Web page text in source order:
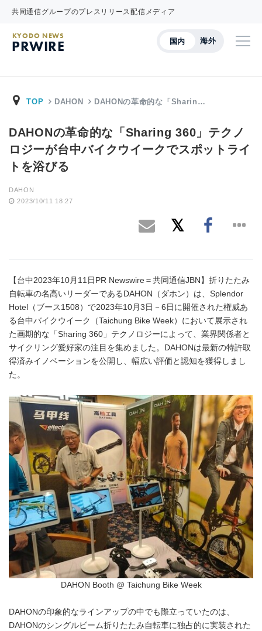
共同通信グループのプレスリリース配信メディア
国内 海外
KYODO NEWS
PRWIRE
TOP DAHON DAHONの革命的な「Sharin…
DAHONの革命的な「Sharing 360」テクノ
ロジーが台中バイクウイークでスポットライ
トを浴びる
DAHON
2023/10/11 18:27
【台中2023年10月11日PR Newswire＝共同通信JBN】折りたたみ
自転車の名高いリーダーであるDAHON（ダホン）は、Splendor
Hotel（ブース1508）で2023年10月3日－6日に開催された権威あ
る台中バイクウイーク（Taichung Bike Week）において展示され
た画期的な「Sharing 360」テクノロジーによって、業界関係者と
サイクリング愛好家の注目を集めました。DAHONは最新の特許取
得済みイノベーションを公開し、幅広い評価と認知を獲得しまし
た。
DAHON Booth @ Taichung Bike Week
DAHONの印象的なラインアップの中でも際立っていたのは、
DAHONのシングルビーム折りたたみ自転車に独占的に実装された